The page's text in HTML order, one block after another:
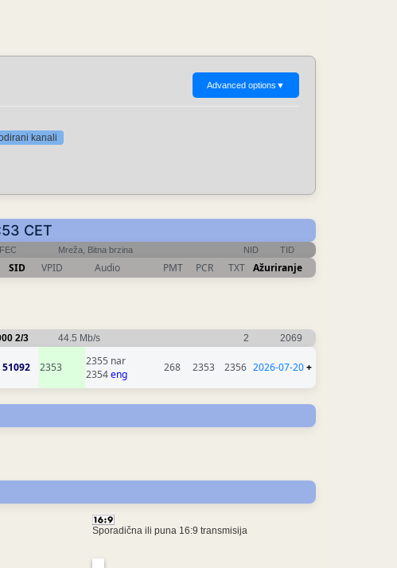
Advanced options ▼
kanali
CET
Mreža, Bitna brzina NID TID
SID VPID Audio PMT PCR TXT Ažuriranje
2/3 44.5 Mb/s 2 2069
51092 2353
2355 nar
2354eng
268 2353 2356 2026-07-20+
Sporadična ili puna 16:9 transmisija